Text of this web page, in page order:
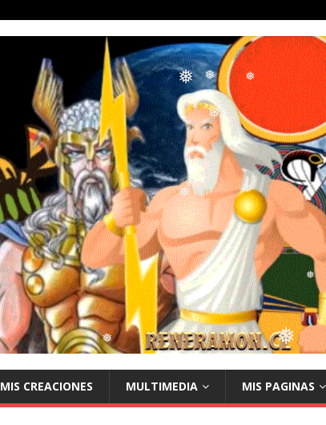
❅
❅
❅
❅ ❅
❅
❅
❅ ❅
MIS CREACIONES MULTIMEDIA MIS PAGINAS